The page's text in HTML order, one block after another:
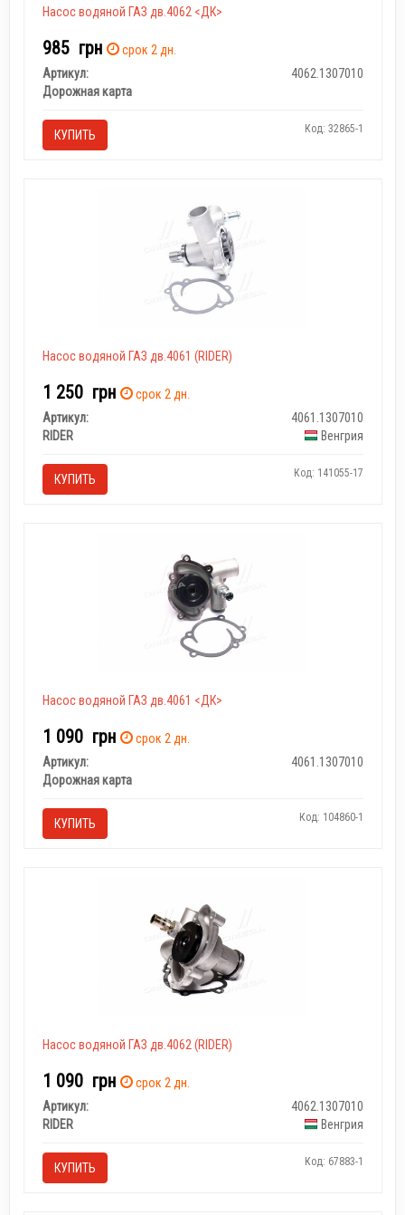
Насос водяной ГАЗ дв.4062 <ДК>
985 грн
срок 2 дн.
Артикул:
4062.1307010
Дорожная карта
КУПИТЬ Код: 32865-1
Насос водяной ГАЗ дв.4061 (RIDER)
1 250 грн
срок 2 дн.
Артикул:
4061.1307010
RIDER
Венгрия
КУПИТЬ Код: 141055-17
Насос водяной ГАЗ дв.4061 <ДК>
1 090 грн
срок 2 дн.
Артикул:
4061.1307010
Дорожная карта
КУПИТЬ Код: 104860-1
Насос водяной ГАЗ дв.4062 (RIDER)
1 090 грн
срок 2 дн.
Артикул:
4062.1307010
RIDER
Венгрия
КУПИТЬ Код: 67883-1